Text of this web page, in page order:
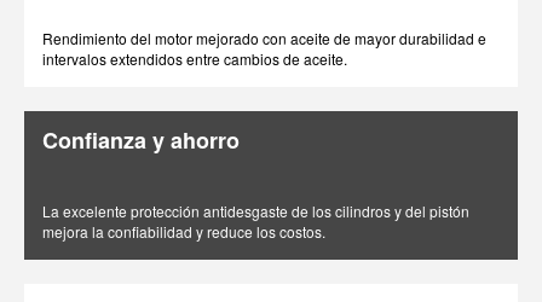
Rendimiento del motor mejorado con aceite de mayor durabilidad e
intervalos extendidos entre cambios de aceite.
Confianza y ahorro
La excelente protección antidesgaste de los cilindros y del pistón
mejora la confiabilidad y reduce los costos.